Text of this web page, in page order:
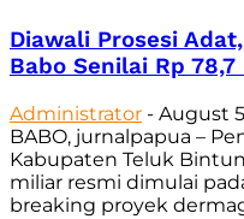
Diawali Prosesi
Babo Senilai Rp
Administrator - August
BABO, jurnalpapua –
Kabupaten Teluk
miliar resmi dimulai
breaking proyek